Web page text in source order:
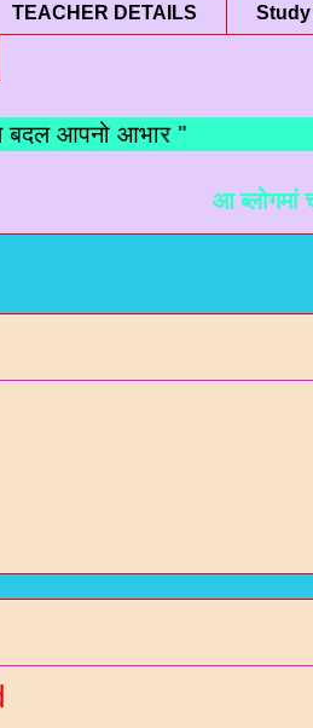
TEACHER DETAILS Study
बदल आपनो आभार "
आ ब्लोगमां चारणी